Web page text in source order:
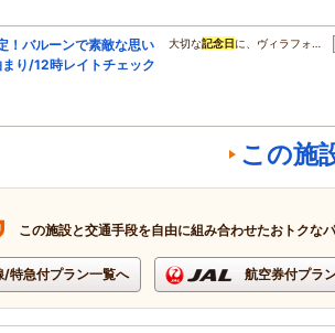
！バルーンで素敵な思い
り/12時レイトチェック
大切な記念日 に、ヴィラフォ…
この施
この施設と交通手段を自由に組み合わせたおトクな
/特急付プラン一覧へ 航空券付プラ